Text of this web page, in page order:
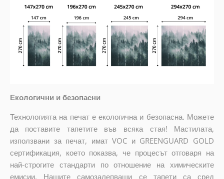
Екологични и безопасни
Технологията на печат е екологична и безопасна. Можете
да поставите тапетите във всяка стая! Мастилата,
използвани за печат, имат VOC и GREENGUARD GOLD
сертификация, което показва, че процесът отговаря на
най-строгите стандарти по отношение на химическите
емисии. Нашите самозалепващи се тапети са сред